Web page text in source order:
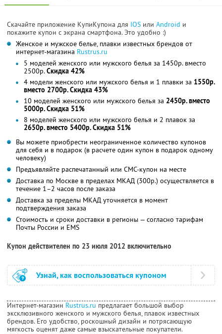
Скачайте приложение КупиКупона для IOS или Android и
покажите купон с экрана смартфона. Это удобно :)
Женское и мужское белье, плавки известных брендов от
интернет-магазина Rustrus.ru
5 моделей женского или мужского белья за 1450р. вместо
2500р.Скидка 42%
4 модели женского или мужского белья и 1 плавки за 1550р.
вместо 2700р. Скидка 43%
10 моделей женского или мужского белья за 2450р. вместо
5000р. Скидка 51%
8 моделей женского или мужского белья и 2 плавок за
2650р. вместо 5400р. Скидка 51%
Вы можете приобрести неограниченное количество купонов
для себя и в подарок (в расчете один купон в подарок одному
человеку)
Предъявляйте распечатанный или СМС-купон на месте
Доставка по Москве в пределах МКАД (300р.) осуществляется в
течение 1–2 часов после заказа
Доставка за пределы МКАД уточняется в момент
подтверждения заказа
Стоимость и сроки доставки в регионы — согласно тарифам
Почты России и EMS
Купон действителен по 23 июля 2012 включительно
Узнай, как воспользоваться купоном
Интернет-магазин Rustrus.ru предлагает большой выбор
эксклюзивного женского и мужского белья, плавок известных
брендов. Его удобство, роскошный дизайн и потрясающую
мягкость оценят даже самые взыскательные покупатели.